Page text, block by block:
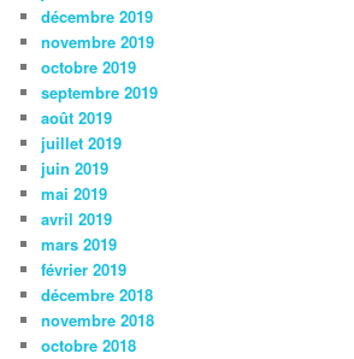
décembre 2019
novembre 2019
octobre 2019
septembre 2019
août 2019
juillet 2019
juin 2019
mai 2019
avril 2019
mars 2019
février 2019
décembre 2018
novembre 2018
octobre 2018